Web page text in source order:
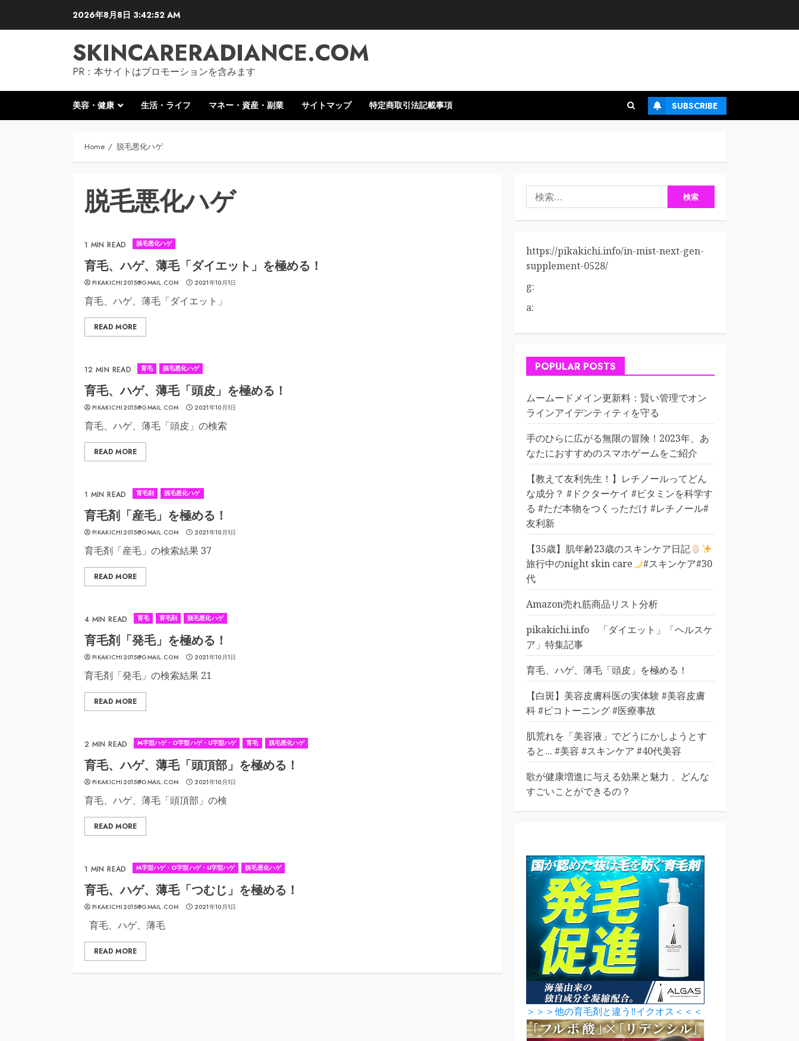
2026年8月8日 3:42:53 AM
SKINCARERADIANCE.COM
PR：本サイトはプロモーションを含みます
美容・健康 生活・ライフ マネー・資産・副業 サイトマップ 特定商取引法記載事項 SUBSCRIBE
Home 脱毛悪化ハゲ
脱毛悪化ハゲ
1 MIN READ 脱毛悪化ハゲ
育毛、ハゲ、薄毛「ダイエット」を極める！
PIKAKICHI2015@GMAIL.COM 2021年10月1日
育毛、ハゲ、薄毛「ダイエット」
READ MORE
12 MIN READ 育毛 脱毛悪化ハゲ
育毛、ハゲ、薄毛「頭皮」を極める！
PIKAKICHI2015@GMAIL.COM 2021年10月1日
育毛、ハゲ、薄毛「頭皮」の検索
READ MORE
1 MIN READ 育毛剤 脱毛悪化ハゲ
育毛剤「産毛」を極める！
PIKAKICHI2015@GMAIL.COM 2021年10月1日
育毛剤「産毛」の検索結果 37
READ MORE
4 MIN READ 育毛 育毛剤 脱毛悪化ハゲ
育毛剤「発毛」を極める！
PIKAKICHI2015@GMAIL.COM 2021年10月1日
育毛剤「発毛」の検索結果 21
READ MORE
2 MIN READ M字型ハゲ・O字型ハゲ・U字型ハゲ 育毛 脱毛悪化ハゲ
育毛、ハゲ、薄毛「頭頂部」を極める！
PIKAKICHI2015@GMAIL.COM 2021年10月1日
育毛、ハゲ、薄毛「頭頂部」の検
READ MORE
1 MIN READ M字型ハゲ・O字型ハゲ・U字型ハゲ 脱毛悪化ハゲ
育毛、ハゲ、薄毛「つむじ」を極める！
PIKAKICHI2015@GMAIL.COM 2021年10月1日
育毛、ハゲ、薄毛
READ MORE
検
索:
https://pikakichi.info/in-mist-next-gen-
supplement-0528/
g:
a:
POPULAR POSTS
ムームードメイン更新料：賢い管理でオン
ラインアイデンティティを守る
手のひらに広がる無限の冒険！2023年、あ
なたにおすすめのスマホゲームをご紹介
【教えて友利先生！】レチノールってどん
な成分？ #ドクターケイ #ビタミンを科学す
る #ただ本物をつくっただけ #レチノール#
友利新
【35歳】肌年齢23歳のスキンケア日記
旅行中のnight skin care
#スキンケア#30
代
Amazon売れ筋商品リスト分析
pikakichi.info 「ダイエット」「ヘルスケ
ア」特集記事
育毛、ハゲ、薄毛「頭皮」を極める！
【白斑】美容皮膚科医の実体験 #美容皮膚
科 #ピコトーニング #医療事故
肌荒れを「美容液」でどうにかしようとす
ると... #美容 #スキンケア #40代美容
歌が健康増進に与える効果と魅力 、どんな
すごいことができるの？
＞＞＞他の育毛剤と違う‼イクオス＜＜＜